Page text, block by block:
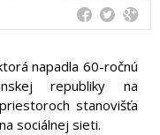
napadla 60-ročnú
republiky na
stanovišťa
sociálnej sieti.